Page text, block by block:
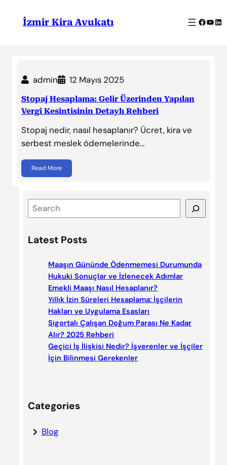
İzmir Kira Avukatı
admin 12 Mayıs 2025
Stopaj Hesaplama: Gelir Üzerinden Yapılan
Vergi Kesintisinin Detaylı Rehberi
Stopaj nedir, nasıl hesaplanır? Ücret, kira ve
serbest meslek ödemelerinde…
Read More
e
r
Latest Posts
Maaşın Gününde Ödenmemesi Durumunda
Hukuki Sonuçlar ve İzlenecek Adımlar
Emekli Maaşı Nasıl Hesaplanır?
Yıllık İzin Süreleri Hesaplama: İşçilerin
Hakları ve Uygulama Esasları
Sigortalı Çalışan Doğum Parası Ne Kadar
Alır? 2025 Rehberi
Geçici İş İlişkisi Nedir? İşverenler ve İşçiler
İçin Bilinmesi Gerekenler
Categories
Blog